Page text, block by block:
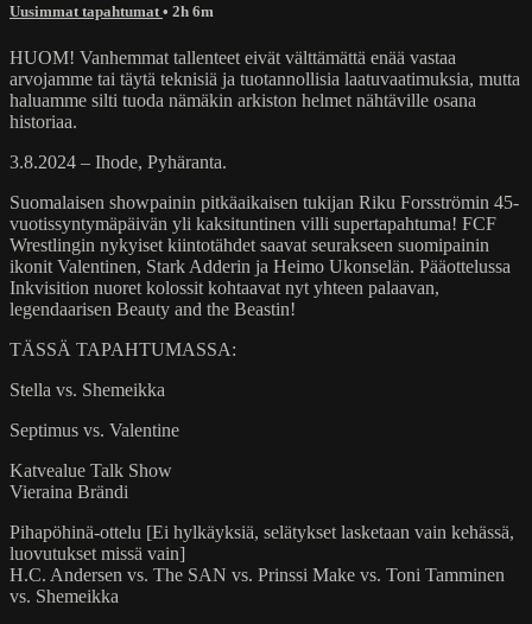
Uusimmat tapahtumat • 2h 6m
HUOM! Vanhemmat tallenteet eivät välttämättä enää vastaa
arvojamme tai täytä teknisiä ja tuotannollisia laatuvaatimuksia, mutta
haluamme silti tuoda nämäkin arkiston helmet nähtäville osana
historiaa.
3.8.2024 – Ihode, Pyhäranta.
Suomalaisen showpainin pitkäaikaisen tukijan Riku Forsströmin 45-
vuotissyntymäpäivän yli kaksituntinen villi supertapahtuma! FCF
Wrestlingin nykyiset kiintotähdet saavat seurakseen suomipainin
ikonit Valentinen, Stark Adderin ja Heimo Ukonselän. Pääottelussa
Inkvisition nuoret kolossit kohtaavat nyt yhteen palaavan,
legendaarisen Beauty and the Beastin!
TÄSSÄ TAPAHTUMASSA:
Stella vs. Shemeikka
Septimus vs. Valentine
Katvealue Talk Show
Vieraina Brändi
Pihapöhinä-ottelu [Ei hylkäyksiä, selätykset lasketaan vain kehässä,
luovutukset missä vain]
H.C. Andersen vs. The SAN vs. Prinssi Make vs. Toni Tamminen
vs. Shemeikka